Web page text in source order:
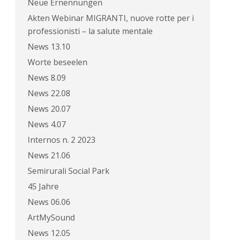
Neue Ernennungen
Akten Webinar MIGRANTI, nuove rotte per i
professionisti – la salute mentale
News 13.10
Worte beseelen
News 8.09
News 22.08
News 20.07
News 4.07
Internos n. 2 2023
News 21.06
Semirurali Social Park
45 Jahre
News 06.06
ArtMySound
News 12.05